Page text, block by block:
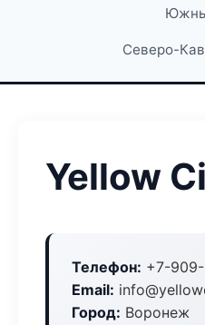
Северо-
Yellow
Телефон: +7-
Email:
Город: Воронеж